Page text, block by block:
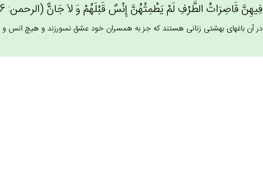
فِيهِن‌َّ قَاصِرَات‌ُ الطَّرْف‌ِ لَم‌ْ يَطْمِثْهُن‌َّ إِنْس‌ٌ قَبْلَهُم‌ْ وَ لاَ جَان‌ٌّ (الرحمن: 56)
در آن باغهاى بهشتى زنانى هستند كه جز به همسران خود عشق نمى‏ورزند و هيچ انس و